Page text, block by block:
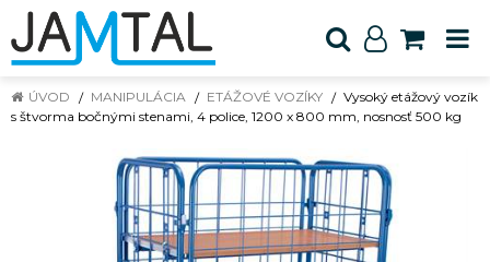
ÚVOD MANIPULÁCIA ETÁŽOVÉ VOZÍKY
Vysoký etážový vozík
s štvorma bočnými stenami, 4 police, 1200 x 800 mm, nosnosť 500 kg